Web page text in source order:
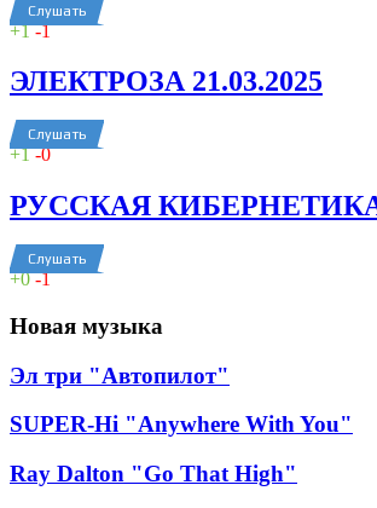
Слушать
+1 -1
ЭЛЕКТРОЗА 21.03.2025
Слушать
+1 -0
РУССКАЯ КИБЕРНЕТИКА
Слушать
+0 -1
Новая музыка
Эл три "Автопилот"
SUPER-Hi "Anywhere With You"
Ray Dalton "Go That High"